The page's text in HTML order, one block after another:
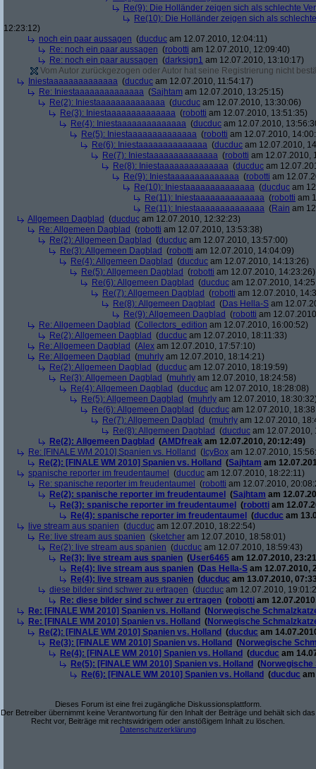
Re(9): Die Holländer zeigen sich als schlechte
Re(10): Die Holländer zeigen sich als
12:23:12)
noch ein paar aussagen (ducduc am 12.07.2010, 12:04:11)
Re: noch ein paar aussagen (robotti am 12.07.2010, 12:09:40)
Re: noch ein paar aussagen (darksign1 am 12.07.2010, 13:10:17)
Vom Autor zurückgezogen oder Autor hat seine Registrierung nicht
Iniestaaaaaaaaaaaaaa (ducduc am 12.07.2010, 11:54:17)
Re: Iniestaaaaaaaaaaaaaa (Sajhtam am 12.07.2010, 13:25:15)
Re(2): Iniestaaaaaaaaaaaaaa (ducduc am 12.07.2010, 13:30:06)
Re(3): Iniestaaaaaaaaaaaaaa (robotti am 12.07.2010, 13:51:35)
Re(4): Iniestaaaaaaaaaaaaaa (ducduc am 12.07.2010,
Re(5): Iniestaaaaaaaaaaaaaa (robotti am 12.07.2010,
Re(6): Iniestaaaaaaaaaaaaaa (ducduc am 12.07.2010,
Re(7): Iniestaaaaaaaaaaaaaa (robotti am 12.07.2010,
Re(8): Iniestaaaaaaaaaaaaaa (ducduc am
Re(9): Iniestaaaaaaaaaaaaaa (robotti am
Re(10): Iniestaaaaaaaaaaaaaa (ducduc am
Re(11): Iniestaaaaaaaaaaaaaa (robotti am
Re(11): Iniestaaaaaaaaaaaaaa (Rain am
Allgemeen Dagblad (ducduc am 12.07.2010, 12:32:23)
Re: Allgemeen Dagblad (robotti am 12.07.2010, 13:53:38)
Re(2): Allgemeen Dagblad (ducduc am 12.07.2010, 13:57:00)
Re(3): Allgemeen Dagblad (robotti am 12.07.2010, 14:04:09)
Re(4): Allgemeen Dagblad (ducduc am 12.07.2010, 14:13:26)
Re(5): Allgemeen Dagblad (robotti am 12.07.2010, 14:23:26)
Re(6): Allgemeen Dagblad (ducduc am 12.07.2010,
Re(7): Allgemeen Dagblad (robotti am 12.07.2010,
Re(8): Allgemeen Dagblad (Das Hella-S am
Re(9): Allgemeen Dagblad (robotti am
Re: Allgemeen Dagblad (Collectors_edition am 12.07.2010, 16:00:52)
Re(2): Allgemeen Dagblad (ducduc am 12.07.2010, 18:11:33)
Re: Allgemeen Dagblad (Alex am 12.07.2010, 17:57:10)
Re: Allgemeen Dagblad (muhrly am 12.07.2010, 18:14:21)
Re(2): Allgemeen Dagblad (ducduc am 12.07.2010, 18:19:59)
Re(3): Allgemeen Dagblad (muhrly am 12.07.2010, 18:24:58)
Re(4): Allgemeen Dagblad (ducduc am 12.07.2010, 18:28:08)
Re(5): Allgemeen Dagblad (muhrly am 12.07.2010,
Re(6): Allgemeen Dagblad (ducduc am 12.07.2010,
Re(7): Allgemeen Dagblad (muhrly am 12.07.2010,
Re(8): Allgemeen Dagblad (ducduc am 12.07.2010,
Re(2): Allgemeen Dagblad (AMDfreak am 12.07.2010, 20:12:49)
Re: [FINALE WM 2010] Spanien vs. Holland ( IcyBox am 12.07.2010,
Re(2): [FINALE WM 2010] Spanien vs. Holland (Sajhtam am
spanische reporter im freudentaumel
(ducduc am 12.07.2010, 18:22:11)
Re: spanische reporter im freudentaumel
(robotti am 12.07.2010,
Re(2): spanische reporter im freudentaumel
(Sajhtam am
Re(3): spanische reporter im freudentaumel
(robotti am
Re(4): spanische reporter im freudentaumel
(ducduc am
live stream aus spanien (ducduc am 12.07.2010, 18:22:54)
Re: live stream aus spanien (sketcher am 12.07.2010, 18:58:01)
Re(2): live stream aus spanien (ducduc am 12.07.2010, 18:59:43)
Re(3): live stream aus spanien (User6465 am 12.07.2010,
Re(4): live stream aus spanien (Das Hella-S am 12.07.2010,
Re(4): live stream aus spanien (ducduc am 13.07.2010,
diese bilder sind schwer zu ertragen (ducduc am 12.07.2010,
Re: diese bilder sind schwer zu ertragen (robotti am
Re: [FINALE WM 2010] Spanien vs. Holland (Norwegische
Re: [FINALE WM 2010] Spanien vs. Holland (Norwegische
Re(2): [FINALE WM 2010] Spanien vs. Holland (ducduc am
Re(3): [FINALE WM 2010] Spanien vs. Holland (Norwegische
Re(4): [FINALE WM 2010] Spanien vs. Holland (ducduc am
Re(5): [FINALE WM 2010] Spanien vs. Holland (
Re(6): [FINALE WM 2010] Spanien vs. Holland (ducduc
Dieses Forum ist eine frei zugängliche Diskussionsplattform.
Der Betreiber übernimmt keine Verantwortung für den Inhalt der Beiträge und behält sich das
Recht vor, Beiträge mit rechtswidrigem oder anstößigem Inhalt zu löschen.
Datenschutzerklärung